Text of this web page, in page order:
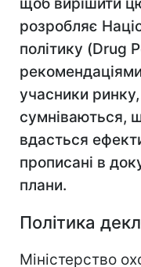
щоб вирішити
розробляє
політику (Drug
учасники ринку,
сумніваються,
вдасться
прописані в
плани.
Політика
Міністерство